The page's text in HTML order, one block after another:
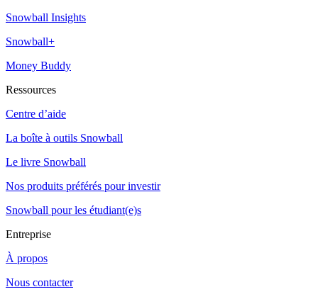
Snowball Insights
Snowball+
Money Buddy
Ressources
Centre d’aide
La boîte à outils Snowball
Le livre Snowball
Nos produits préférés pour investir
Snowball pour les étudiant(e)s
Entreprise
À propos
Nous contacter